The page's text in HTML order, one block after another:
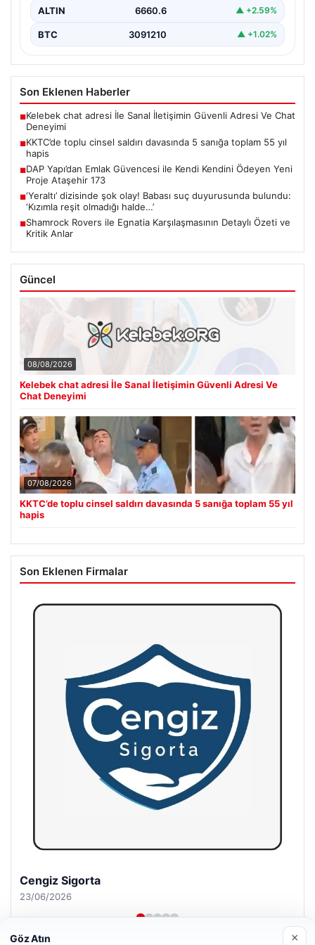
ALTIN 6660.6 ▲ +2.59%
BTC 3091210 ▲ +1.02%
Son Eklenen Haberler
■Kelebek chat adresi İle Sanal İletişimin Güvenli Adresi Ve Chat
Deneyimi
■KKTC’de toplu cinsel saldırı davasında 5 sanığa toplam 55 yıl
hapis
■DAP Yapı’dan Emlak Güvencesi ile Kendi Kendini Ödeyen Yeni
Proje Ataşehir 173
■‘Yeraltı’ dizisinde şok olay! Babası suç duyurusunda bulundu:
‘Kızımla reşit olmadığı halde…’
■Shamrock Rovers ile Egnatia Karşılaşmasının Detaylı Özeti ve
Kritik Anlar
Güncel
08/08/2026
Kelebek chat adresi İle Sanal İletişimin Güvenli Adresi Ve
Chat Deneyimi
07/08/2026
KKTC’de toplu cinsel saldırı davasında 5 sanığa toplam 55 yıl
hapis
Son Eklenen Firmalar
Hastaş Beton
26/05/2026
Göz Atın ×